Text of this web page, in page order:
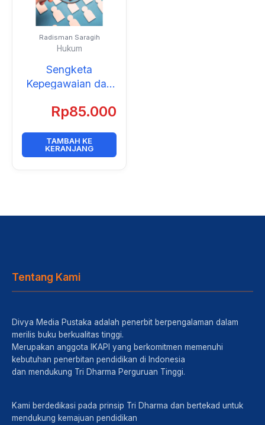
Radisman Saragih
Hukum
Sengketa
Kepegawaian dan
Peradilannya
Rp85.000
TAMBAH KE
KERANJANG
Tentang Kami
Divya Media Pustaka adalah penerbit berpengalaman dalam
merilis buku berkualitas tinggi.
Merupakan anggota IKAPI yang berkomitmen memenuhi
kebutuhan penerbitan pendidikan di Indonesia
dan mendukung Tri Dharma Perguruan Tinggi.
Kami berdedikasi pada prinsip Tri Dharma dan bertekad untuk
mendukung kemajuan pendidikan